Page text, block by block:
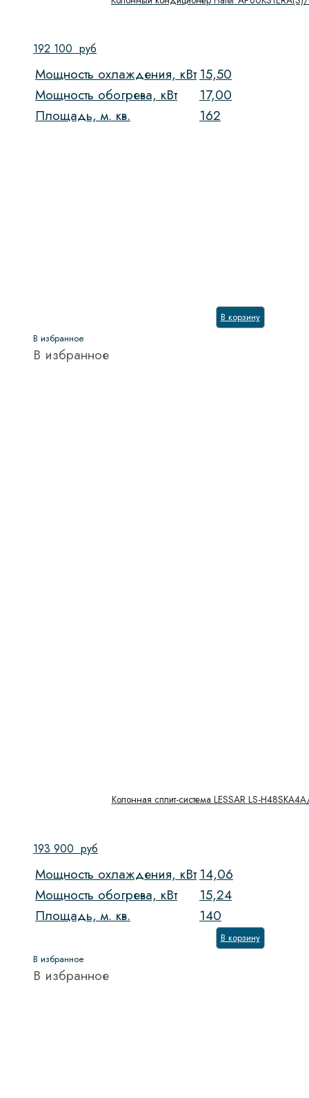
192 100 руб
Мощность охлаждения, кВт 15,50
Мощность обогрева, кВт
17,00
Площадь, м. кв.
162
В корзину
В избранное
В избранное
Колонная сплит-система LESSAR LS-
193 900 руб
Мощность охлаждения, кВт 14,06
Мощность обогрева, кВт
15,24
Площадь, м. кв.
140
В корзину
В избранное
В избранное